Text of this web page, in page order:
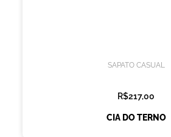
SAPATO CASUAL
R$217,00
CIA DO TERNO